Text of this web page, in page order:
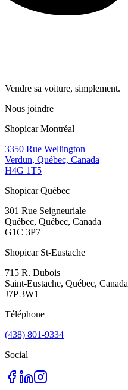
Vendre sa voiture, simplement.
Nous joindre
Shopicar Montréal
3350 Rue Wellington
Verdun, Québec, Canada
H4G 1T5
Shopicar Québec
301 Rue Seigneuriale
Québec, Québec, Canada
G1C 3P7
Shopicar St-Eustache
715 R. Dubois
Saint-Eustache, Québec, Canada
J7P 3W1
Téléphone
(438) 801-9334
Social